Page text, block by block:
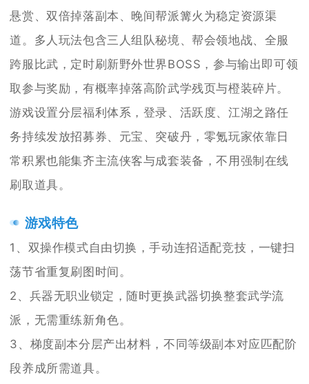
悬赏、双倍掉落副本、晚间帮派篝火为稳定资源渠
道。多人玩法包含三人组队秘境、帮会领地战、全服
跨服比武，定时刷新野外世界BOSS，参与输出即可领
取参与奖励，有概率掉落高阶武学残页与橙装碎片。
游戏设置分层福利体系，登录、活跃度、江湖之路任
务持续发放招募券、元宝、突破丹，零氪玩家依靠日
常积累也能集齐主流侠客与成套装备，不用强制在线
刷取道具。
游戏特色
1、双操作模式自由切换，手动连招适配竞技，一键扫
荡节省重复刷图时间。
2、兵器无职业锁定，随时更换武器切换整套武学流
派，无需重练新角色。
3、梯度副本分层产出材料，不同等级副本对应匹配阶
段养成所需道具。